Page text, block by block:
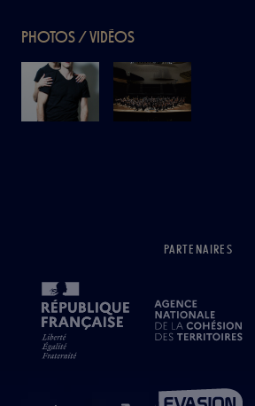
PHOTOS / VIDÉOS
PARTENAIRES